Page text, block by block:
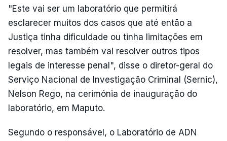
"Este vai ser um laboratório que permitirá
esclarecer muitos dos casos que até então a
Justiça tinha dificuldade ou tinha limitações em
resolver, mas também vai resolver outros tipos
legais de interesse penal", disse o diretor-geral do
Serviço Nacional de Investigação Criminal (Sernic),
Nelson Rego, na cerimónia de inauguração do
laboratório, em Maputo.
Segundo o responsável, o Laboratório de ADN